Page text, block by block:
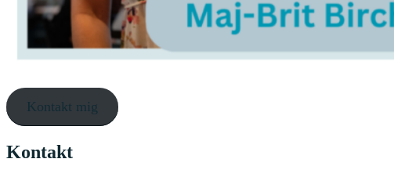
Kontakt mig
Kontakt